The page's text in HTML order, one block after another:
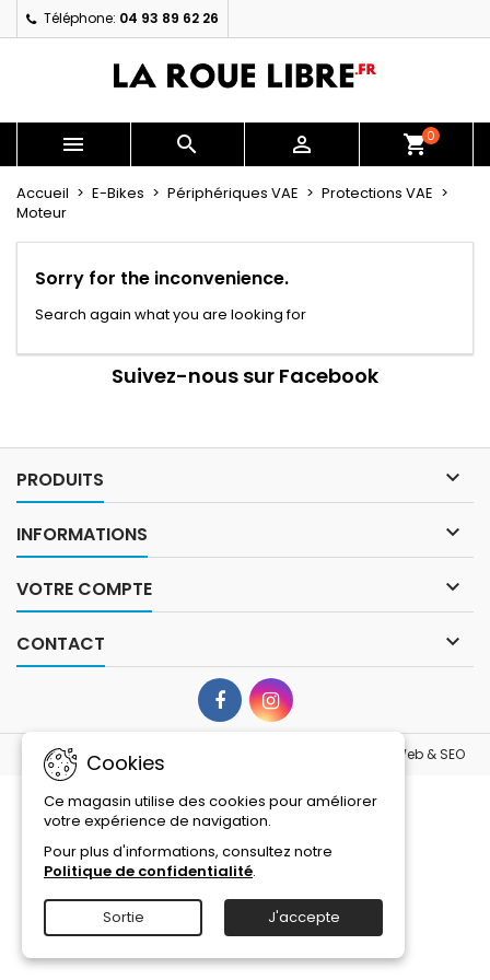
Téléphone: 04 93 89 62 26
   shopping_cart0
Accueil E-Bikes Périphériques VAE
Protections VAE
Moteur
Sorry for the inconvenience.
Search again what you are looking for
Suivez-nous sur Facebook
PRODUITS 
INFORMATIONS 
VOTRE COMPTE 
CONTACT 
My wishlists ×
((modalTitle)) ×
((cancelText)) ((modalDeleteText))
Créer une liste d'envies ×
Connexion ×
à votre liste d'envies.
Annuler Connexion
Cookies
Ce magasin utilise des cookies pour améliorer
votre expérience de navigation.
Pour plus d'informations, consultez notre
Politique de confidentialité.
Sortie J'accepte
© Copyright 2026 La Roue Libre - Tous droits réservés - Web & SEO